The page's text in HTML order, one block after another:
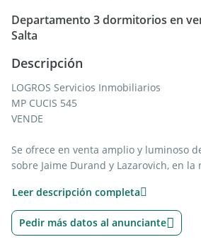
Departamento 3 dormitorios en
Salta
Descripción
LOGROS Servicios Inmobiliarios
MP CUCIS 545
VENDE
Se ofrece en venta amplio y luminoso
sobre Jaime Durand y Lazarovich, en la
avenida, en un entorno tranquilo, de
excelente conectividad hacia distintos
Leer descripción completa
Pedir más datos al anunciante